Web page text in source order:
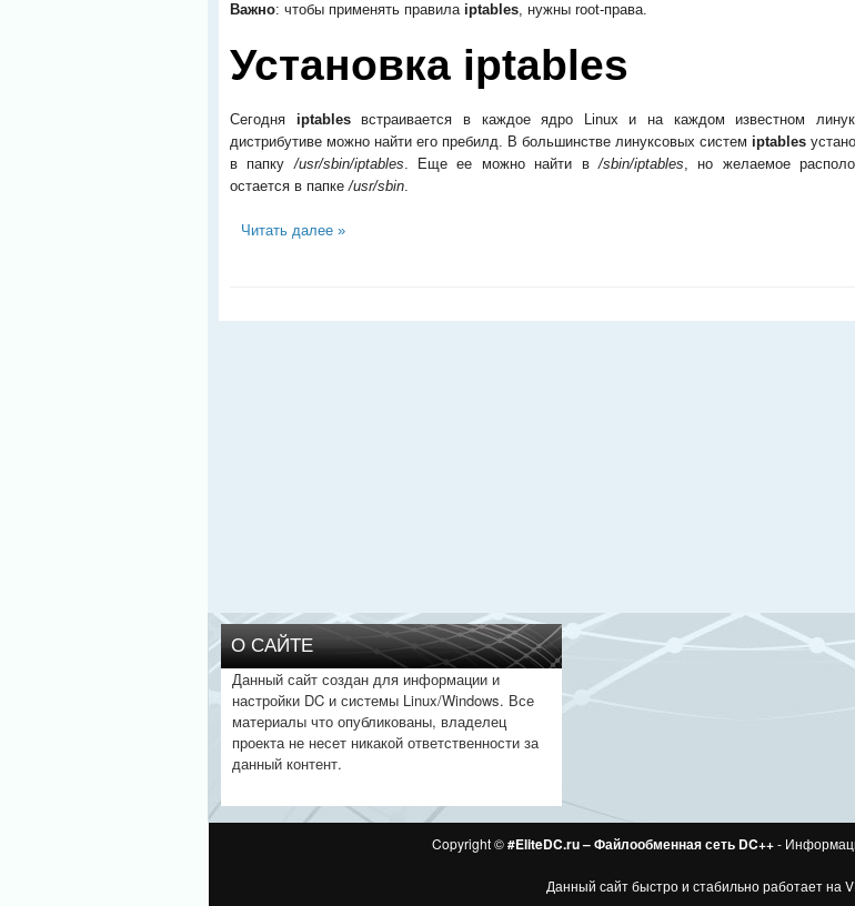
Важно: чтобы применять правила iptables, нужны root-права.
Установка iptables
Сегодня iptables встраивается в каждое ядро Linux и на каждом известном
дистрибутиве можно найти его пребилд. В большинстве линуксовых систем iptables
в папку /usr/sbin/iptables . Еще ее можно найти в /sbin/iptables , но желаемое
остается в папке /usr/sbin
Читать далее »
О САЙТЕ
Данный сайт создан для информации и
настройки DC и системы Linux/Windows. Все
материалы что опубликованы, владелец
проекта не несет никакой ответственности за
данный контент.
Copyright ©#EliteDC.ru – Файлообменная сеть DC++-
Данный сайт быстро и стабильно работает на